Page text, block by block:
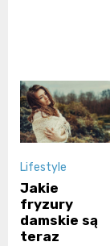
Lifestyle
Jakie
fryzury
damskie są
teraz